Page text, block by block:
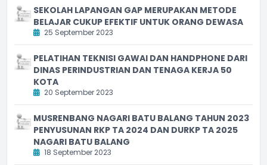
SEKOLAH LAPANGAN GAP MERUPAKAN METODE
BELAJAR CUKUP EFEKTIF UNTUK ORANG DEWASA
25 September 2023
PELATIHAN TEKNISI GAWAI DAN HANDPHONE DARI
DINAS PERINDUSTRIAN DAN TENAGA KERJA 50
KOTA
20 September 2023
MUSRENBANG NAGARI BATU BALANG TAHUN 2023
PENYUSUNAN RKP TA 2024 DAN DURKP TA 2025
NAGARI BATU BALANG
18 September 2023